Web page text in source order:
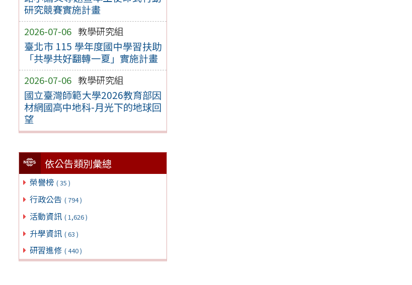
研究競賽實施計畫
2026-07-06 教學研究組
臺北市 115 學年度國中學習扶助
「共學共好翻轉一夏」實施計畫
2026-07-06 教學研究組
國立臺灣師範大學2026教育部因
材網國高中地科-月光下的地球回
望
依公告類別彙總
榮譽榜 ( 35 )
行政公告 ( 794 )
活動資訊 ( 1,626 )
升學資訊 ( 63 )
研習進修 ( 440 )